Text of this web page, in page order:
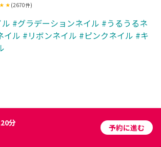
(2670件)
#グラデーションネイル #うるうるネ
イル #リボンネイル #ピンクネイル #キ
分
予約に進む